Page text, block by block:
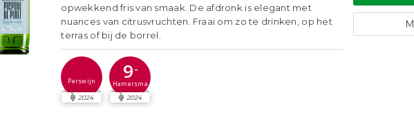
opwekkend fris van smaak. De afdronk is elegant met
nuances van citrusvruchten. Fraai om zo te drinken, op het
terras of bij de borrel.
Perswijn
2024
9-
Hamersma
2024